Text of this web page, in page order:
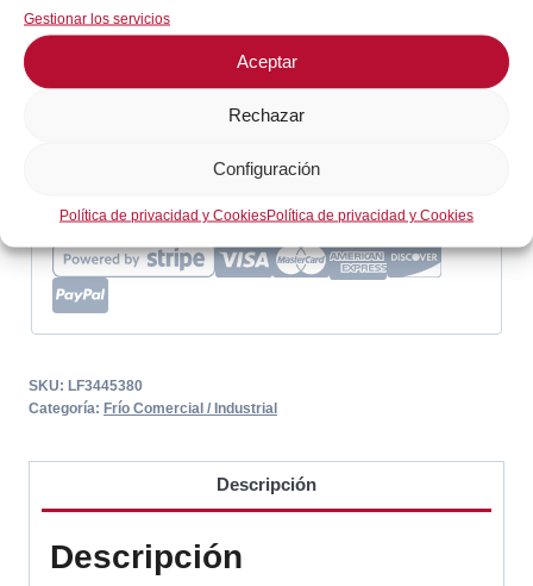
Gestionar los servicios
Aceptar
Rechazar
Configuración
Política de privacidad y CookiesPolítica de privacidad y Cookies
¡Envíos en 24 / 72 horas!
Consultar en WhatsApp
GARANTÍA DE SEGURIDAD EN EL PAGO
SKU: LF3445380
Categoría: Frío Comercial / Industrial
Descripción
Descripción